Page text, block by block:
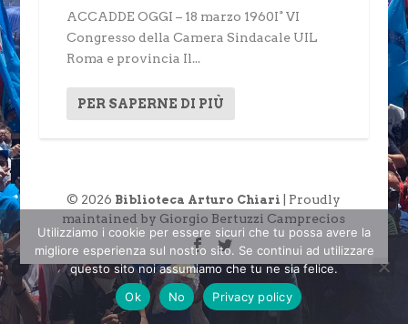
ACCADDE OGGI – 18 marzo 1960I° VI
Congresso della Camera Sindacale UIL
Roma e provincia Il...
PER SAPERNE DI PIÙ
© 2026 Biblioteca Arturo Chiari
| Proudly
maintained by Giorgio Bertuzzi Camprecios
Utilizziamo i cookie per essere sicuri che tu possa avere la
migliore esperienza sul nostro sito. Se continui ad utilizzare
questo sito noi assumiamo che tu ne sia felice.
Ok
No Privacy policy